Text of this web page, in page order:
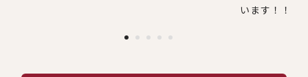
います！！